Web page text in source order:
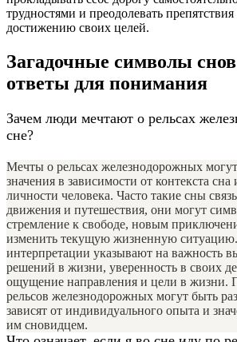
трудностями и преодолевать
достижению своих целей.
Загадочные символы
ответы для понимания
Зачем люди мечтают о рельсах
сне?
Мечты о рельсах железнодорожных
значения в зависимости от контекста сна
личности человека. Часто такие сны
движения и путешествия, они могут
стремление к свободе, новым
изменить текущую жизненную
интерпретации указывают на важность
решений в жизни, уверенность в своих
ощущение направления и цели в жизни.
рельсов железнодорожных могут быть
зависят от индивидуального опыта и
им сновидцем.